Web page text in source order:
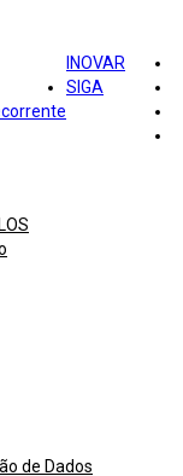
INOVAR
SIGA
de Dados